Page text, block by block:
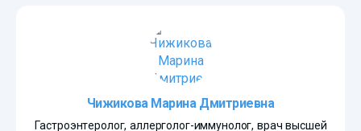
Чижикова Марина Дмитриевна
Гастроэнтеролог, аллерголог-иммунолог, врач высшей